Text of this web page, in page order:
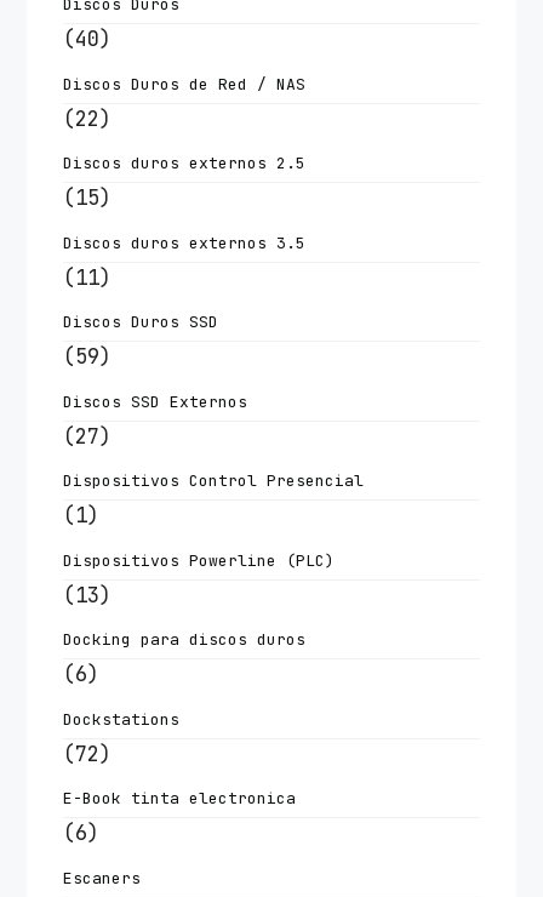
Discos Duros
(40)
Discos Duros de Red / NAS
(22)
Discos duros externos 2.5
(15)
Discos duros externos 3.5
(11)
Discos Duros SSD
(59)
Discos SSD Externos
(27)
Dispositivos Control Presencial
(1)
Dispositivos Powerline (PLC)
(13)
Docking para discos duros
(6)
Dockstations
(72)
E-Book tinta electronica
(6)
Escaners